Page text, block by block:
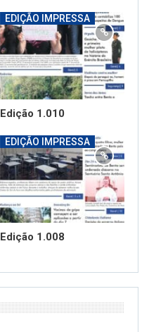
EDIÇÃO IMPRESSA
Edição 1.010
EDIÇÃO IMPRESSA
Edição 1.008